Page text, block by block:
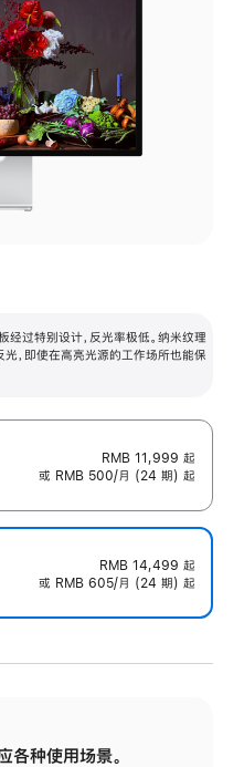
经过特别设计，反光率极低。纳米纹理
，即使在高亮光源的工作场所也能保
RMB 11,999 起
或 RMB 500/月 (24 期) 起
RMB 14,499 起
或 RMB 605/月 (24 期) 起
各种使用场景。